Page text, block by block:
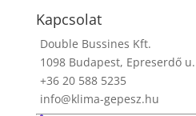
Kapcsolat
Double Bussines Kft.
1098 Budapest, Epreserdő
+36 20 588 5235
info@klima-gepesz.hu